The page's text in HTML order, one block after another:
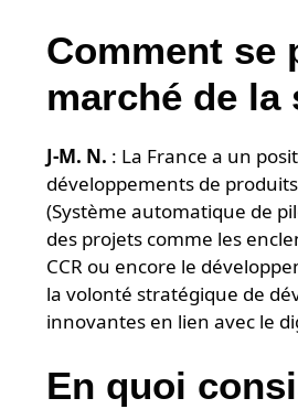
Comment se
marché de
J-M. N. : La France a un
développements de
(Système automatique de
des projets comme les
CCR ou encore le
la volonté stratégique de
innovantes en lien avec le
En quoi